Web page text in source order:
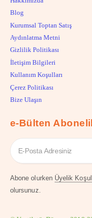
Blog
Kurumsal Toptan Satış
Aydınlatma Metni
Gizlilik Politikası
İletişim Bilgileri
Kullanım Koşulları
Çerez Politikası
Bize Ulaşın
e-Bülten
Abone olurken Üyelik
olursunuz.